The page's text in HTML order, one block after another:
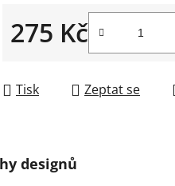
275 Kč
Tisk Zeptat se
designů